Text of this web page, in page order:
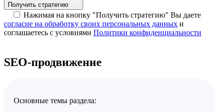
Получить стратегию
Нажимая на кнопку "Получить стратегию" Вы даете
согласие на обработку своих персональных данных и
соглашаетесь с условиями Политики конфиденциальности
SEO-продвижение
Основные темы раздела: